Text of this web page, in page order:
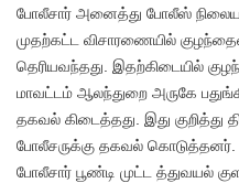
போலீசார் அனைத்து போலீஸ்
முதற்கட்ட விசாரணையில்
தெரியவந்தது. இதற்கிடையில்
மாவட்டம் ஆலந்துறை அருகே
தகவல் கிடைத்தது. இது குறித்து
போலீசருக்கு தகவல்
போலீசார் பூண்டி முட்ட த்துவயல்